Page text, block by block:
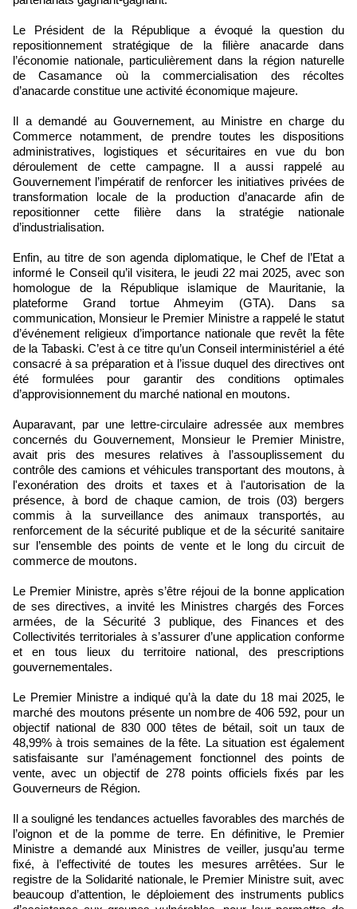
Le Président de la République a évoqué la question du
repositionnement stratégique de la filière anacarde dans
l’économie nationale, particulièrement dans la région naturelle
de Casamance où la commercialisation des récoltes
d’anacarde constitue une activité économique majeure.
Il a demandé au Gouvernement, au Ministre en charge du
Commerce notamment, de prendre toutes les dispositions
administratives, logistiques et sécuritaires en vue du bon
déroulement de cette campagne. Il a aussi rappelé au
Gouvernement l’impératif de renforcer les initiatives privées de
transformation locale de la production d’anacarde afin de
repositionner cette filière dans la stratégie nationale
d’industrialisation.
Enfin, au titre de son agenda diplomatique, le Chef de l’Etat a
informé le Conseil qu’il visitera, le jeudi 22 mai 2025, avec son
homologue de la République islamique de Mauritanie, la
plateforme Grand tortue Ahmeyim (GTA). Dans sa
communication, Monsieur le Premier Ministre a rappelé le statut
d’événement religieux d’importance nationale que revêt la fête
de la Tabaski. C’est à ce titre qu’un Conseil interministériel a été
consacré à sa préparation et à l’issue duquel des directives ont
été formulées pour garantir des conditions optimales
d’approvisionnement du marché national en moutons.
Auparavant, par une lettre-circulaire adressée aux membres
concernés du Gouvernement, Monsieur le Premier Ministre,
avait pris des mesures relatives à l’assouplissement du
contrôle des camions et véhicules transportant des moutons, à
l'exonération des droits et taxes et à l'autorisation de la
présence, à bord de chaque camion, de trois (03) bergers
commis à la surveillance des animaux transportés, au
renforcement de la sécurité publique et de la sécurité sanitaire
sur l’ensemble des points de vente et le long du circuit de
commerce de moutons.
Le Premier Ministre, après s’être réjoui de la bonne application
de ses directives, a invité les Ministres chargés des Forces
armées, de la Sécurité 3 publique, des Finances et des
Collectivités territoriales à s’assurer d’une application conforme
et en tous lieux du territoire national, des prescriptions
gouvernementales.
Le Premier Ministre a indiqué qu’à la date du 18 mai 2025, le
marché des moutons présente un nombre de 406 592, pour un
objectif national de 830 000 têtes de bétail, soit un taux de
48,99% à trois semaines de la fête. La situation est également
satisfaisante sur l’aménagement fonctionnel des points de
vente, avec un objectif de 278 points officiels fixés par les
Gouverneurs de Région.
Il a souligné les tendances actuelles favorables des marchés de
l’oignon et de la pomme de terre. En définitive, le Premier
Ministre a demandé aux Ministres de veiller, jusqu’au terme
fixé, à l’effectivité de toutes les mesures arrêtées. Sur le
registre de la Solidarité nationale, le Premier Ministre suit, avec
beaucoup d’attention, le déploiement des instruments publics